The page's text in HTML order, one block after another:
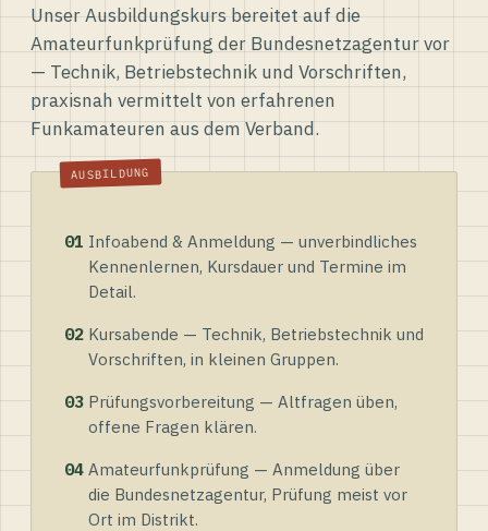
Unser Ausbildungskurs bereitet auf die
Amateurfunkprüfung der Bundesnetzagentur vor
— Technik, Betriebstechnik und Vorschriften,
praxisnah vermittelt von erfahrenen
Funkamateuren aus dem Verband.
01 Infoabend & Anmeldung — unverbindliches
Kennenlernen, Kursdauer und Termine im
Detail.
02 Kursabende — Technik, Betriebstechnik und
Vorschriften, in kleinen Gruppen.
03 Prüfungsvorbereitung — Altfragen üben,
offene Fragen klären.
04 Amateurfunkprüfung — Anmeldung über
die Bundesnetzagentur, Prüfung meist vor
Ort im Distrikt.